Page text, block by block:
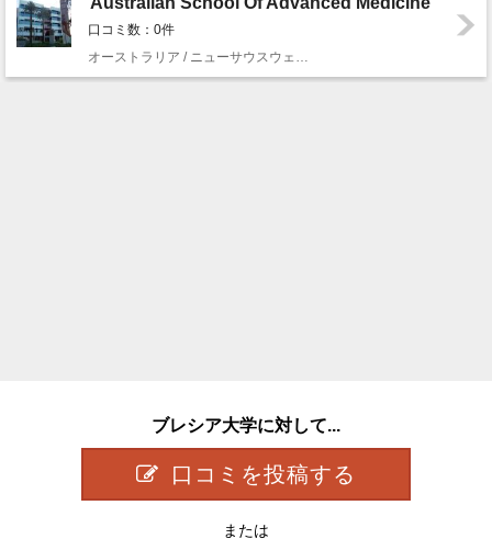
口コミ数：0件
オーストラリア / ニューサウスウェールズ州 / シドニー
ブレシア大学に対して...
口コミを投稿する
または